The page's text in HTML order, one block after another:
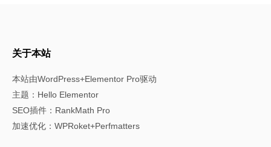
关于本站
本站由WordPress+Elementor Pro驱动
主题：Hello Elementor
SEO插件：RankMath Pro
加速优化：WPRoket+Perfmatters